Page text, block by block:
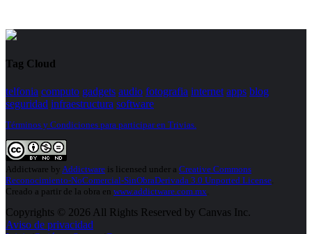
Tag Cloud
telfonia computo gadgets audio fotografia internet apps blog
seguridad infraestructura software
Términos y Condiciones para participar en Trivias.
Addictware by Addictware is licensed under a Creative Commons
Reconocimiento-NoComercial-SinObraDerivada 3.0 Unported License
Creado a partir de la obra en www.addictware.com.mx
Copyrights © 2026 All Rights Reserved by Canvas Inc.
Aviso de privacidad